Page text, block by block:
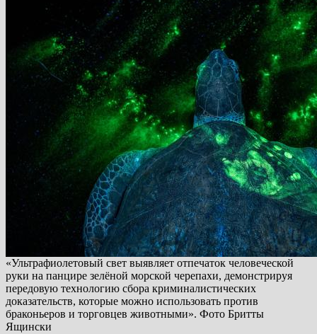
«Ультрафиолетовый свет выявляет отпечаток человеческой
руки на панцире зелёной морской черепахи, демонстрируя
передовую технологию сбора криминалистических
доказательств, которые можно использовать против
браконьеров и торговцев животными». Фото Бритты
Ящински